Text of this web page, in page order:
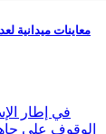
معاينات ميدانية
الوقوف على